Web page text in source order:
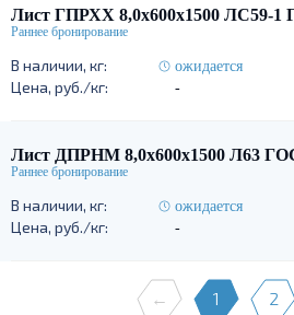
Лист ГПРХХ 8,0х600х1500 ЛС59-1
ожидается
-
Лист ДПРНМ 8,0х600х1500 Л63
ожидается
-
← 1 2